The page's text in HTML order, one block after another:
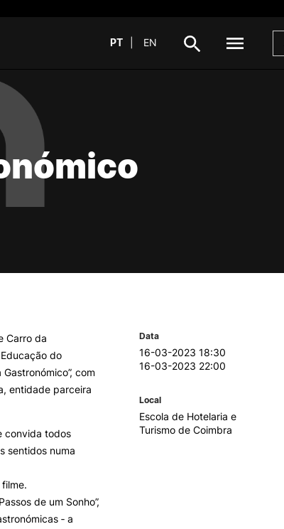
Unidades Curriculares Isoladas
CTeSP
Licenciaturas
KNOWLEDGE FACTORY
Pós-Graduações
Escola de Línguas
CANDIDATURAS
Calendário
PT EN
Carro da
do
com
entidade parceira
convida todos
sentidos numa
de um Sonho”,
‐ a
Data
16-03-2023 18:30
16-03-2023 22:00
Local
Escola de Hotelaria e
Turismo de Coimbra